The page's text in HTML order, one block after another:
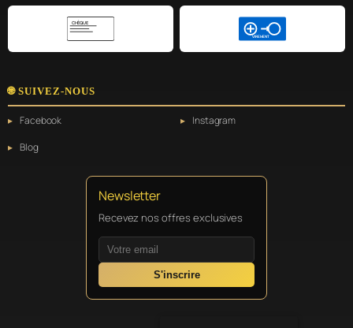
CHÈQUE
VIREMENT
🌐 SUIVEZ-NOUS
Facebook
Instagram
Blog
Newsletter
Recevez nos offres exclusives
S'inscrire